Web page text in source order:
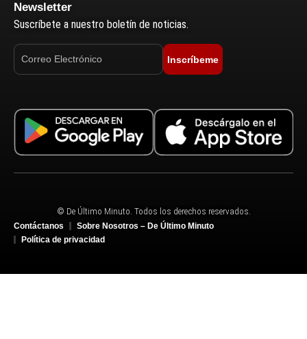
Newsletter
Suscríbete a nuestro boletín de noticias.
Inscríbeme
© De Último Minuto. Todos los derechos reservados.
Contáctanos
Sobre Nosotros – De Último Minuto
Política de privacidad